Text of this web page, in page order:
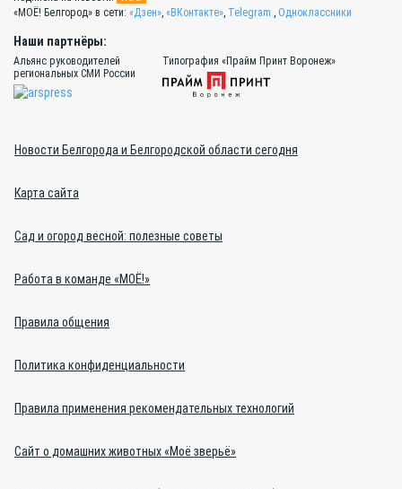
«МОЁ! Белгород» в сети: «Дзен», «ВКонтакте», Telegram , Одноклассники
Наши партнёры:
Альянс руководителей
региональных СМИ России
Типография «Прайм Принт Воронеж»
Новости Белгорода и Белгородской области сегодня
Карта сайта
Сад и огород весной: полезные советы
Работа в команде «МОЁ!»
Правила общения
Политика конфиденциальности
Правила применения рекомендательных технологий
Сайт о домашних животных «Моё зверьё»